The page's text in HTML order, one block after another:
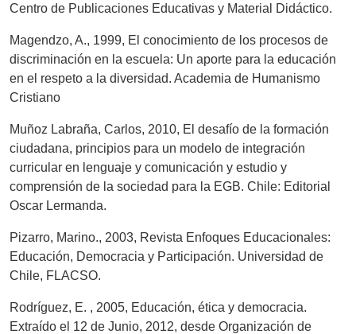
Centro de Publicaciones Educativas y Material Didáctico.
Magendzo, A., 1999, El conocimiento de los procesos de
discriminación en la escuela: Un aporte para la educación
en el respeto a la diversidad. Academia de Humanismo
Cristiano
Muñoz Labraña, Carlos, 2010, El desafío de la formación
ciudadana, principios para un modelo de integración
curricular en lenguaje y comunicación y estudio y
comprensión de la sociedad para la EGB. Chile: Editorial
Oscar Lermanda.
Pizarro, Marino., 2003, Revista Enfoques Educacionales:
Educación, Democracia y Participación. Universidad de
Chile, FLACSO.
Rodríguez, E. , 2005, Educación, ética y democracia.
Extraído el 12 de Junio, 2012, desde Organización de